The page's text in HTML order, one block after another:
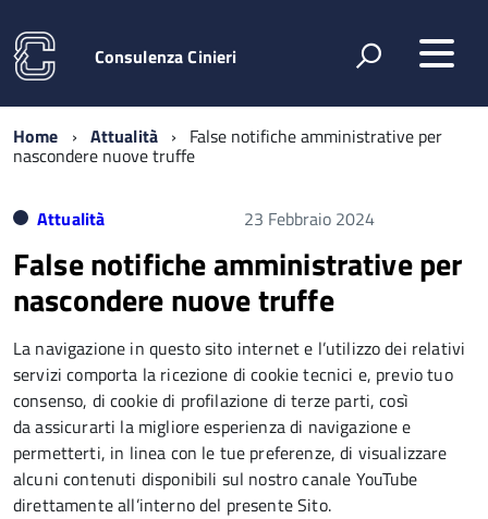
Consulenza Cinieri
Home Attualità False notifiche amministrative per
nascondere nuove truffe
Attualità 23 Febbraio 2024
False notifiche amministrative per
nascondere nuove truffe
La navigazione in questo sito internet e l’utilizzo dei relativi
servizi comporta la ricezione di cookie tecnici e, previo tuo
consenso, di cookie di profilazione di terze parti, così
da assicurarti la migliore esperienza di navigazione e
permetterti, in linea con le tue preferenze, di visualizzare
alcuni contenuti disponibili sul nostro canale YouTube
direttamente all’interno del presente Sito.